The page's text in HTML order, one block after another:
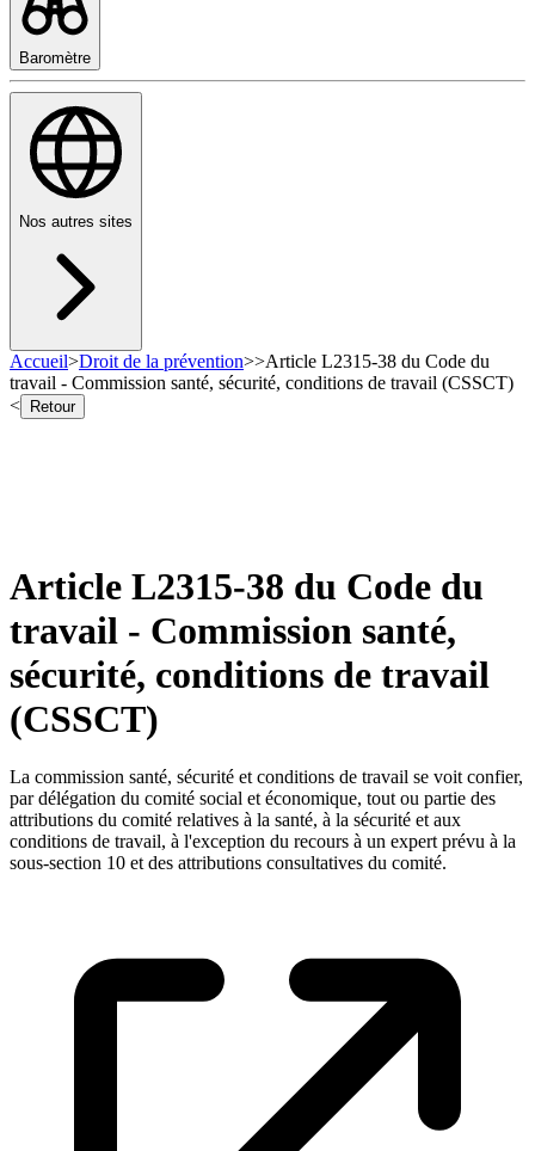
Baromètre
Nos autres sites
Accueil>Droit de la prévention>>Article L2315-38 du Code du
travail - Commission santé, sécurité, conditions de travail (CSSCT)
<
Retour
Article L2315-38 du Code du
travail - Commission santé,
sécurité, conditions de travail
(CSSCT)
La commission santé, sécurité et conditions de travail se voit confier,
par délégation du comité social et économique, tout ou partie des
attributions du comité relatives à la santé, à la sécurité et aux
conditions de travail, à l'exception du recours à un expert prévu à la
sous-section 10 et des attributions consultatives du comité.